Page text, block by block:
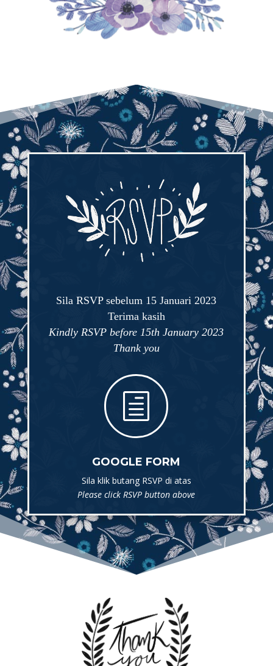
Sila RSVP sebelum 15 Januari 2023
Terima kasih
Kindly RSVP before 15th January 2023
Thank you
h
GOOGLE FORM
Sila klik butang RSVP di atas
Please click RSVP button above